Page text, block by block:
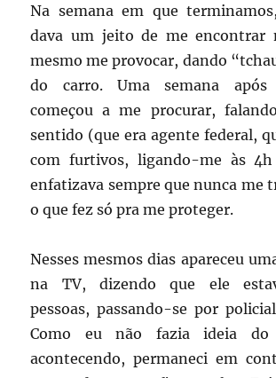
Na semana em que
dava um jeito de me encontrar
mesmo me provocar, dando
do carro. Uma semana
começou a me procurar,
sentido (que era agente federal,
com furtivos, ligando-me às
enfatizava sempre que nunca me
o que fez só pra me proteger.
Nesses mesmos dias apareceu
na TV, dizendo que ele
pessoas, passando-se por
Como eu não fazia ideia do
acontecendo, permaneci em